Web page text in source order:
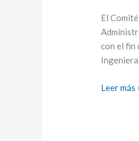
El
con el fin
Docente
y
Leer más